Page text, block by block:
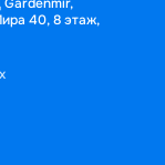
40, 8 этаж,